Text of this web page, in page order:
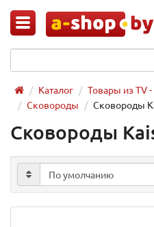
Каталог Товары из TV -
Сковороды
Сковороды
Сковороды